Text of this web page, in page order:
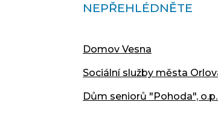
NEPŘEHLÉDNĚTE
Domov Vesna
Sociální služby města
Dům seniorů "Pohoda",